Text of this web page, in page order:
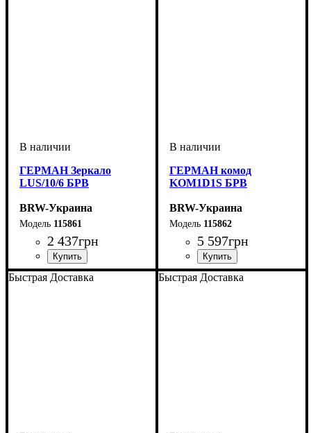
ГЕРМАН Зеркало
LUS/10/6 БРВ
BRW-Украина
115861
2 437грн
ширина, мм: 700
высота, мм: 890
глубина, мм: 20
ГЕРМАН комод
KOM1D1S БРВ
BRW-Украина
115862
5 597грн
ширина, мм: 700
высота, мм: 1100
глубина, мм: 450
Быстрая Доставка Быстрая Доставка